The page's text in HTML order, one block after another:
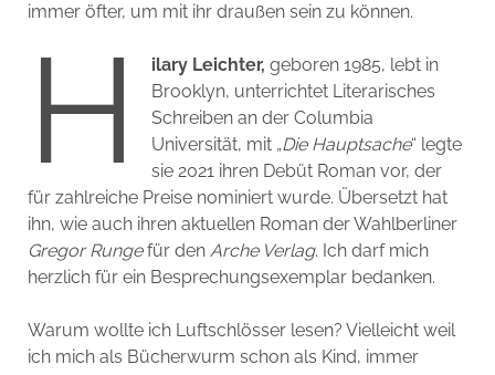
immer öfter, um mit ihr draußen sein zu können.
H ilary Leichter,geboren 1985, lebt in
Brooklyn, unterrichtet Literarisches
Schreiben an der Columbia
Universität, mit „Die Hauptsache“ legte
sie 2021 ihren Debüt Roman vor, der
für zahlreiche Preise nominiert wurde. Übersetzt hat
ihn, wie auch ihren aktuellen Roman der Wahlberliner
Gregor Rungefür den Arche Verlag. Ich darf mich
herzlich für ein Besprechungsexemplar bedanken.
Warum wollte ich Luftschlösser lesen? Vielleicht weil
ich mich als Bücherwurm schon als Kind, immer